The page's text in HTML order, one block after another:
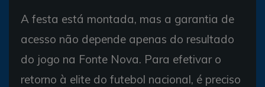
A festa está montada, mas a garantia de
acesso não depende apenas do resultado
do jogo na Fonte Nova. Para efetivar o
retorno à elite do futebol nacional, é preciso